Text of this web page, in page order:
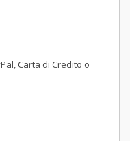
Carta di Credito o